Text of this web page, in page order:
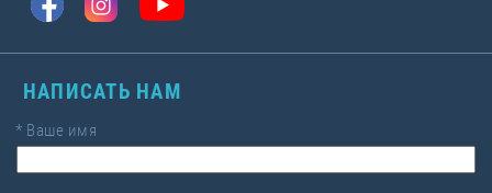
НАПИСАТЬ НАМ
* Ваше имя